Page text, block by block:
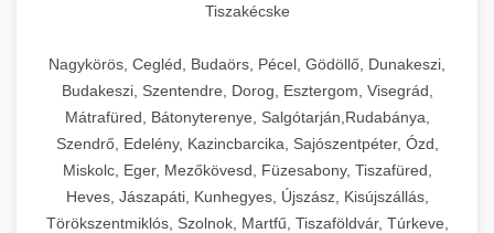
Tiszakécske
Nagykörös, Cegléd, Budaörs, Pécel, Gödöllő, Dunakeszi,
Budakeszi, Szentendre, Dorog, Esztergom, Visegrád,
Mátrafüred, Bátonyterenye, Salgótarján,Rudabánya,
Szendrő, Edelény, Kazincbarcika, Sajószentpéter, Ózd,
Miskolc, Eger, Mezőkövesd, Füzesabony, Tiszafüred,
Heves, Jászapáti, Kunhegyes, Újszász, Kisújszállás,
Törökszentmiklós, Szolnok, Martfű, Tiszaföldvár, Túrkeve,